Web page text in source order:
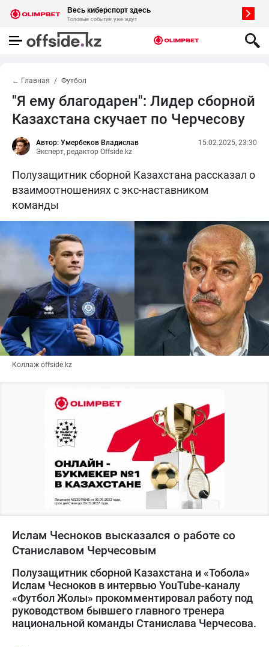
← Главная Футбол
"Я ему благодарен": Лидер сборной
Казахстана скучает по Черчесову
Автор: Умербеков Владислав
Эксперт, редактор Offside.kz
15.02.2025, 23:30
Полузащитник сборной Казахстана рассказал о
взаимоотношениях с экс-наставником
команды
Коллаж offside.kz
Ислам Чесноков высказался о работе со
Станиславом Черчесовым
Полузащитник сборной Казахстана и «Тобола»
Ислам Чесноков в интервью YouTube-каналу
«Футбол Жолы» прокомментировал работу под
руководством бывшего главного тренера
национальной команды Станислава Черчесова.